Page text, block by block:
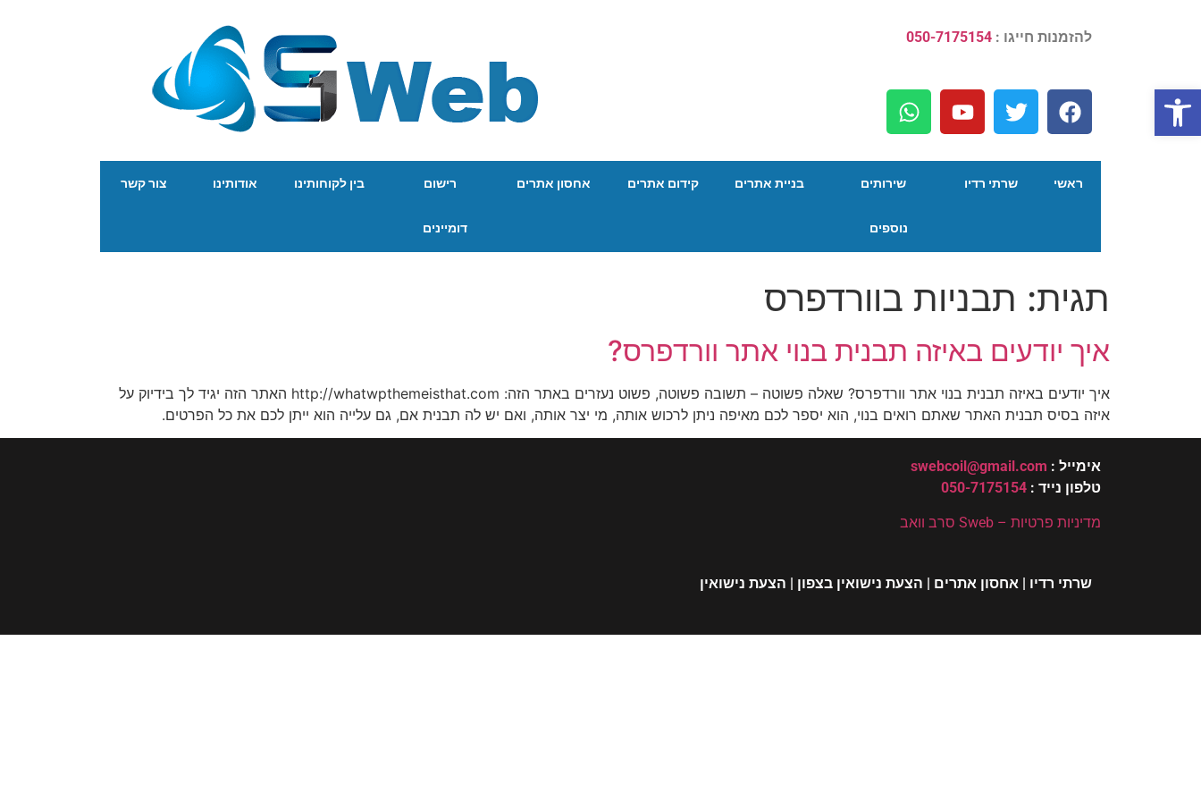
פתח סרגל נגישות
להזמנות חייגו : 050-7175154
ראשי שרתי רדיו שירותים
נוספים
בניית אתרים קידום אתרים אחסון אתרים רישום
דומיינים
בין לקוחותינו אודותינו צור קשר
תגית: תבניות בוורדפרס
איך יודעים באיזה תבנית בנוי אתר וורדפרס?
איך יודעים באיזה תבנית בנוי אתר וורדפרס? שאלה פשוטה – תשובה פשוטה, פשוט נעזרים באתר הזה: http://whatwpthemeisthat.com האתר הזה יגיד לך בידיוק על
איזה בסיס תבנית האתר שאתם רואים בנוי, הוא יספר לכם מאיפה ניתן לרכוש אותה, מי יצר אותה, ואם יש לה תבנית אם, גם עלייה הוא ייתן לכם את כל הפרטים.
אימייל : swebcoil@gmail.com
טלפון נייד : 050-7175154
מדיניות פרטיות – Sweb סרב וואב
שרתי רדיו אחסון אתרים הצעת נישואין בצפון הצעת נישואין